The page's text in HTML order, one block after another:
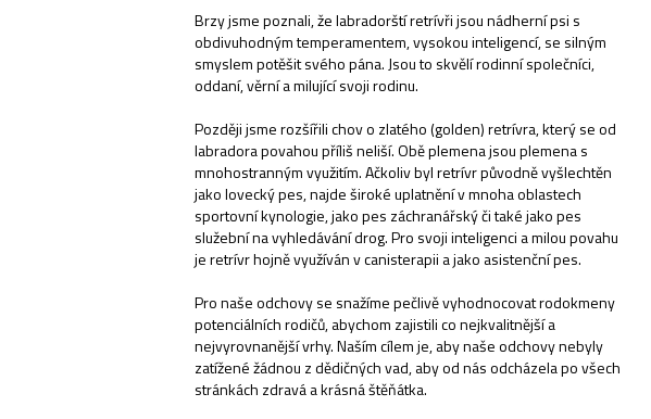
Brzy jsme poznali, že labradorští retrívři jsou nádherní psi s
obdivuhodným temperamentem, vysokou inteligencí, se silným
smyslem potěšit svého pána. Jsou to skvělí rodinní společníci,
oddaní, věrní a milující svoji rodinu.
Později jsme rozšířili chov o zlatého (golden) retrívra, který se od
labradora povahou příliš neliší. Obě plemena jsou plemena s
mnohostranným využitím. Ačkoliv byl retrívr původně vyšlechtěn
jako lovecký pes, najde široké uplatnění v mnoha oblastech
sportovní kynologie, jako pes záchranářský či také jako pes
služební na vyhledávání drog. Pro svoji inteligenci a milou povahu
je retrívr hojně využíván v canisterapii a jako asistenční pes.
Pro naše odchovy se snažíme pečlivě vyhodnocovat rodokmeny
potenciálních rodičů, abychom zajistili co nejkvalitnější a
nejvyrovnanější vrhy. Naším cílem je, aby naše odchovy nebyly
zatížené žádnou z dědičných vad, aby od nás odcházela po všech
stránkách zdravá a krásná štěňátka.